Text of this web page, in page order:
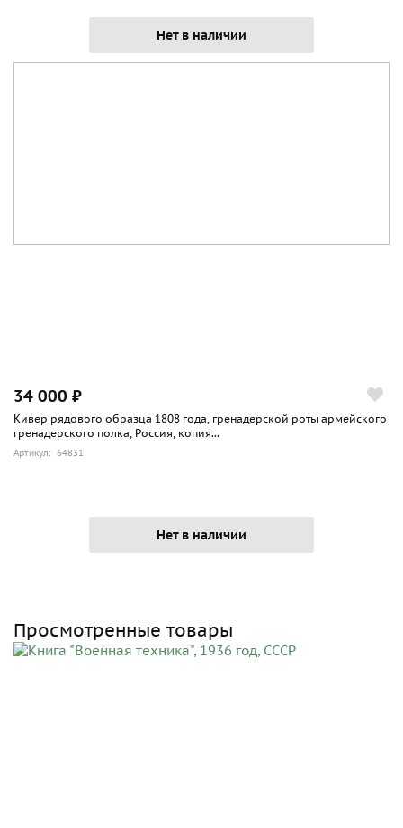
Нет в наличии
34 000 ₽
Кивер рядового образца 1808 года, гренадерской роты армейского
гренадерского полка, Россия, копия...
Артикул: 64831
Нет в наличии
Просмотренные товары